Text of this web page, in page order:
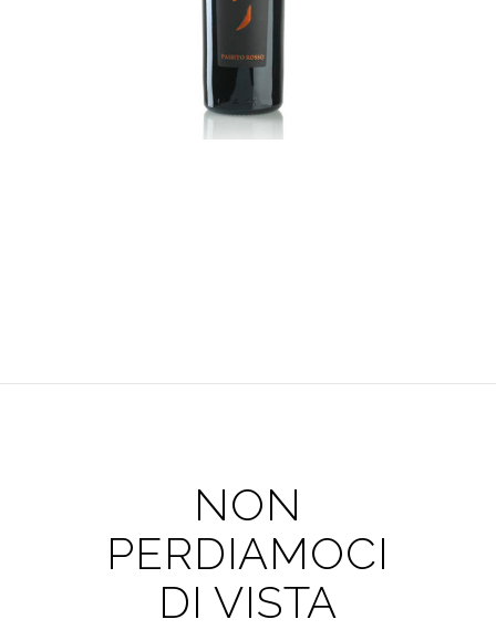
NON
PERDIAMOCI
DI VISTA